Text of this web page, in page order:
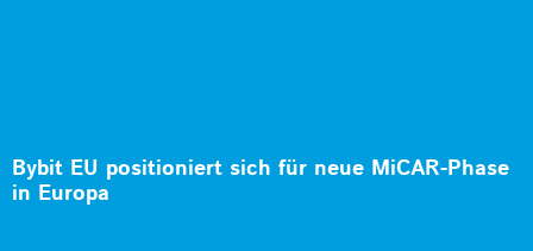
Bybit EU positioniert sich für neue MiCAR-Phase
in Europa